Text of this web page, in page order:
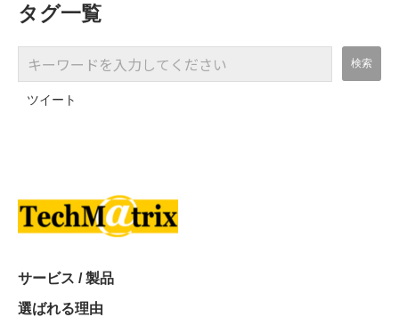
タグ一覧
ツイート
サービス / 製品
選ばれる理由